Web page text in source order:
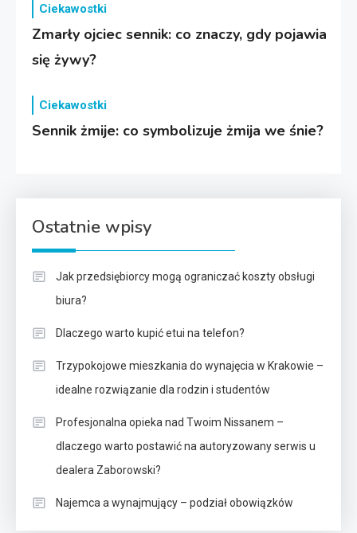
Ciekawostki
Zmarły ojciec sennik: co znaczy, gdy pojawia
się żywy?
Ciekawostki
Sennik żmije: co symbolizuje żmija we śnie?
Ostatnie wpisy
Jak przedsiębiorcy mogą ograniczać koszty obsługi
biura?
Dlaczego warto kupić etui na telefon?
Trzypokojowe mieszkania do wynajęcia w Krakowie –
idealne rozwiązanie dla rodzin i studentów
Profesjonalna opieka nad Twoim Nissanem –
dlaczego warto postawić na autoryzowany serwis u
dealera Zaborowski?
Najemca a wynajmujący – podział obowiązków